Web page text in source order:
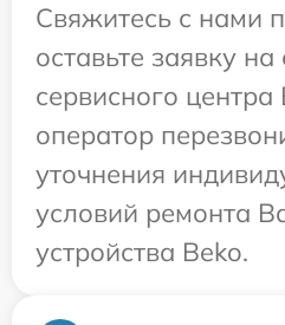
Свяжитесь с нами
оставьте заявку на
сервисного
оператор
уточнения
условий ремонта
устройства Beko.